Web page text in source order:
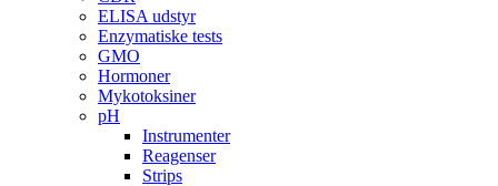
ELISA udstyr
Enzymatiske tests
GMO
Hormoner
Mykotoksiner
pH
Instrumenter
Reagenser
Strips